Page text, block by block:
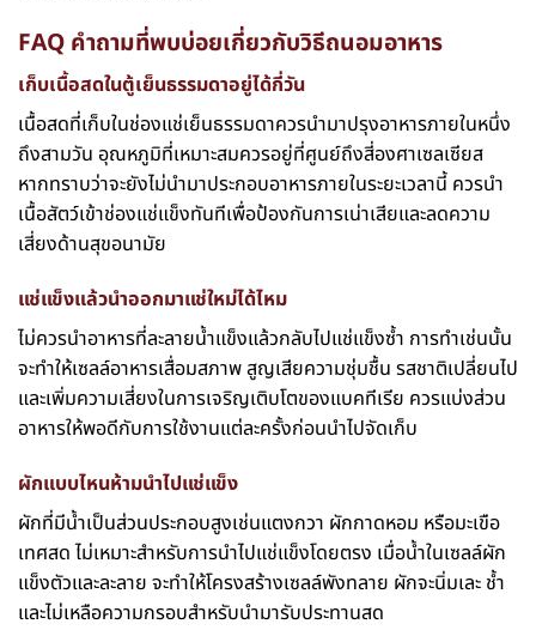
FAQ คำถามที่พบบ่อยเกี่ยวกับวิธีถนอมอาหาร
เก็บเนื้อสดในตู้เย็นธรรมดาอยู่ได้กี่วัน
เนื้อสดที่เก็บในช่องแช่เย็นธรรมดาควรนำมาปรุงอาหารภายในหนึ่ง
ถึงสามวัน อุณหภูมิที่เหมาะสมควรอยู่ที่ศูนย์ถึงสี่องศาเซลเซียส
หากทราบว่าจะยังไม่นำมาประกอบอาหารภายในระยะเวลานี้ ควรนำ
เนื้อสัตว์เข้าช่องแช่แข็งทันทีเพื่อป้องกันการเน่าเสียและลดความ
เสี่ยงด้านสุขอนามัย
แช่แข็งแล้วนำออกมาแช่ใหม่ได้ไหม
ไม่ควรนำอาหารที่ละลายน้ำแข็งแล้วกลับไปแช่แข็งซ้ำ การทำเช่นนั้น
จะทำให้เซลล์อาหารเสื่อมสภาพ สูญเสียความชุ่มชื้น รสชาติเปลี่ยนไป
และเพิ่มความเสี่ยงในการเจริญเติบโตของแบคทีเรีย ควรแบ่งส่วน
อาหารให้พอดีกับการใช้งานแต่ละครั้งก่อนนำไปจัดเก็บ
ผักแบบไหนห้ามนำไปแช่แข็ง
ผักที่มีน้ำเป็นส่วนประกอบสูงเช่นแตงกวา ผักกาดหอม หรือมะเขือ
เทศสด ไม่เหมาะสำหรับการนำไปแช่แข็งโดยตรง เมื่อน้ำในเซลล์ผัก
แข็งตัวและละลาย จะทำให้โครงสร้างเซลล์พังทลาย ผักจะนิ่มเละ ช้ำ
และไม่เหลือความกรอบสำหรับนำมารับประทานสด